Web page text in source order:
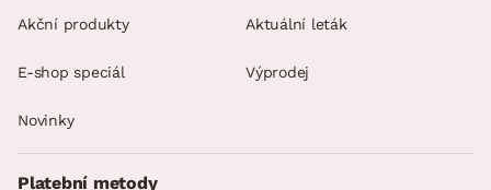
Akční produkty Aktuální leták
E-shop speciál Výprodej
Novinky
Platební metody